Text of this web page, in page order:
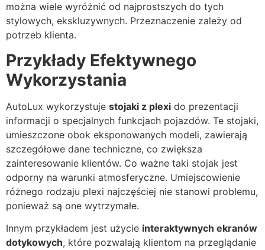
można wiele wyróżnić od najprostszych do tych
stylowych, ekskluzywnych. Przeznaczenie zależy od
potrzeb klienta.
Przykłady Efektywnego
Wykorzystania
AutoLux wykorzystuje stojaki z plexi do prezentacji
informacji o specjalnych funkcjach pojazdów. Te stojaki,
umieszczone obok eksponowanych modeli, zawierają
szczegółowe dane techniczne, co zwiększa
zainteresowanie klientów. Co ważne taki stojak jest
odporny na warunki atmosferyczne. Umiejscowienie
różnego rodzaju plexi najczęściej nie stanowi problemu,
ponieważ są one wytrzymałe.
Innym przykładem jest użycie interaktywnych ekranów
dotykowych, które pozwalają klientom na przeglądanie